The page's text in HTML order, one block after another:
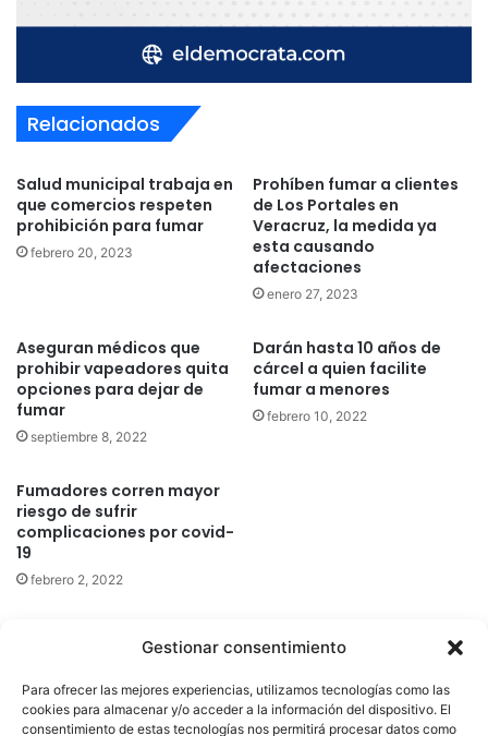
Gestionar consentimiento
Para ofrecer las mejores experiencias, utilizamos tecnologías como las
cookies para almacenar y/o acceder a la información del dispositivo. El
consentimiento de estas tecnologías nos permitirá procesar datos como
Relacionados
Salud municipal trabaja en
que comercios respeten
prohibición para fumar
febrero 20, 2023
Prohíben fumar a clientes
de Los Portales en
Veracruz, la medida ya
esta causando
afectaciones
enero 27, 2023
Aseguran médicos que
prohibir vapeadores quita
opciones para dejar de
fumar
septiembre 8, 2022
Darán hasta 10 años de
cárcel a quien facilite
fumar a menores
febrero 10, 2022
Fumadores corren mayor
riesgo de sufrir
complicaciones por covid-
19
febrero 2, 2022
derechos reservados